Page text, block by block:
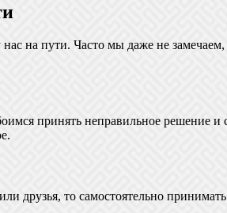
на пути. Часто мы даже не
принять неправильное решение и
друзья, то самостоятельно